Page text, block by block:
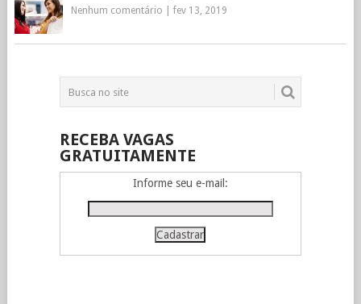
Nenhum comentário fev 13, 2019
RECEBA VAGAS
GRATUITAMENTE
Informe seu e-mail: